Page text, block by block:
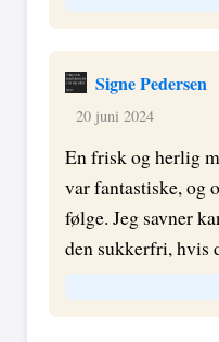
Signe Pedersen
20 juni 2024
En frisk og herlig
var fantastiske, og
følge. Jeg savner
den sukkerfri, hvis